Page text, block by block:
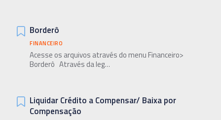
Borderô
FINANCEIRO
Acesse os arquivos através do menu Financeiro>
Borderô Através da leg…
Liquidar Crédito a Compensar/ Baixa por
Compensação